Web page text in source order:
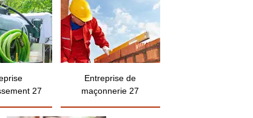
27
Entreprise de
maçonnerie 27